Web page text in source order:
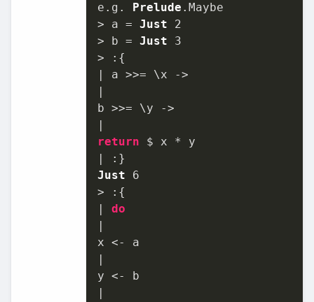
e. g . Prelude . Maybe
> a = Just
2
> b = Just
3
> :{
| a >>= \x ->
b >>= \y ->
return $ x * y
Just
6
> :{
do
x <- a
y <- b